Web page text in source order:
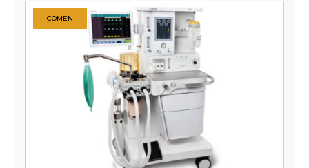
COMEN